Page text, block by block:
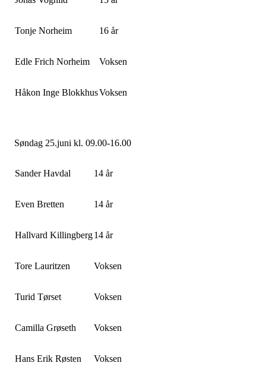
Tonje Norheim 16 år
Edle Frich Norheim Voksen
Håkon Inge BlokkhusVoksen
Søndag 25.juni kl. 09.00-16.00
Sander Havdal 14 år
Even Bretten 14 år
Hallvard Killingberg14 år
Tore Lauritzen Voksen
Turid Tørset Voksen
Camilla Grøseth Voksen
Hans Erik Røsten Voksen